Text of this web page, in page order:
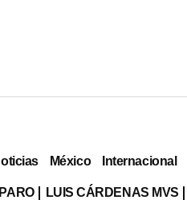
México Internacional
LUIS CÁRDENAS MVS